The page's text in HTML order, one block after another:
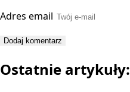
Adres email
Ostatnie artykuły: